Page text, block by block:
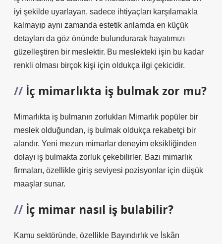
iyi şekilde uyarlayan, sadece ihtiyaçları karşılamakla
kalmayıp aynı zamanda estetik anlamda en küçük
detayları da göz önünde bulundurarak hayatımızı
güzelleştiren bir meslektir. Bu meslekteki işin bu kadar
renkli olması birçok kişi için oldukça ilgi çekicidir.
İç mimarlıkta iş bulmak zor mu?
Mimarlıkta iş bulmanın zorlukları Mimarlık popüler bir
meslek olduğundan, iş bulmak oldukça rekabetçi bir
alandır. Yeni mezun mimarlar deneyim eksikliğinden
dolayı iş bulmakta zorluk çekebilirler. Bazı mimarlık
firmaları, özellikle giriş seviyesi pozisyonlar için düşük
maaşlar sunar.
İç mimar nasıl iş bulabilir?
Kamu sektöründe, özellikle Bayındırlık ve İskân